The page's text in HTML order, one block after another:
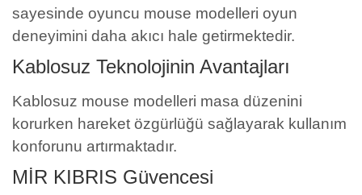
sayesinde oyuncu mouse modelleri oyun
deneyimini daha akıcı hale getirmektedir.
Kablosuz Teknolojinin Avantajları
Kablosuz mouse modelleri masa düzenini
korurken hareket özgürlüğü sağlayarak kullanım
konforunu artırmaktadır.
MİR KIBRIS Güvencesi